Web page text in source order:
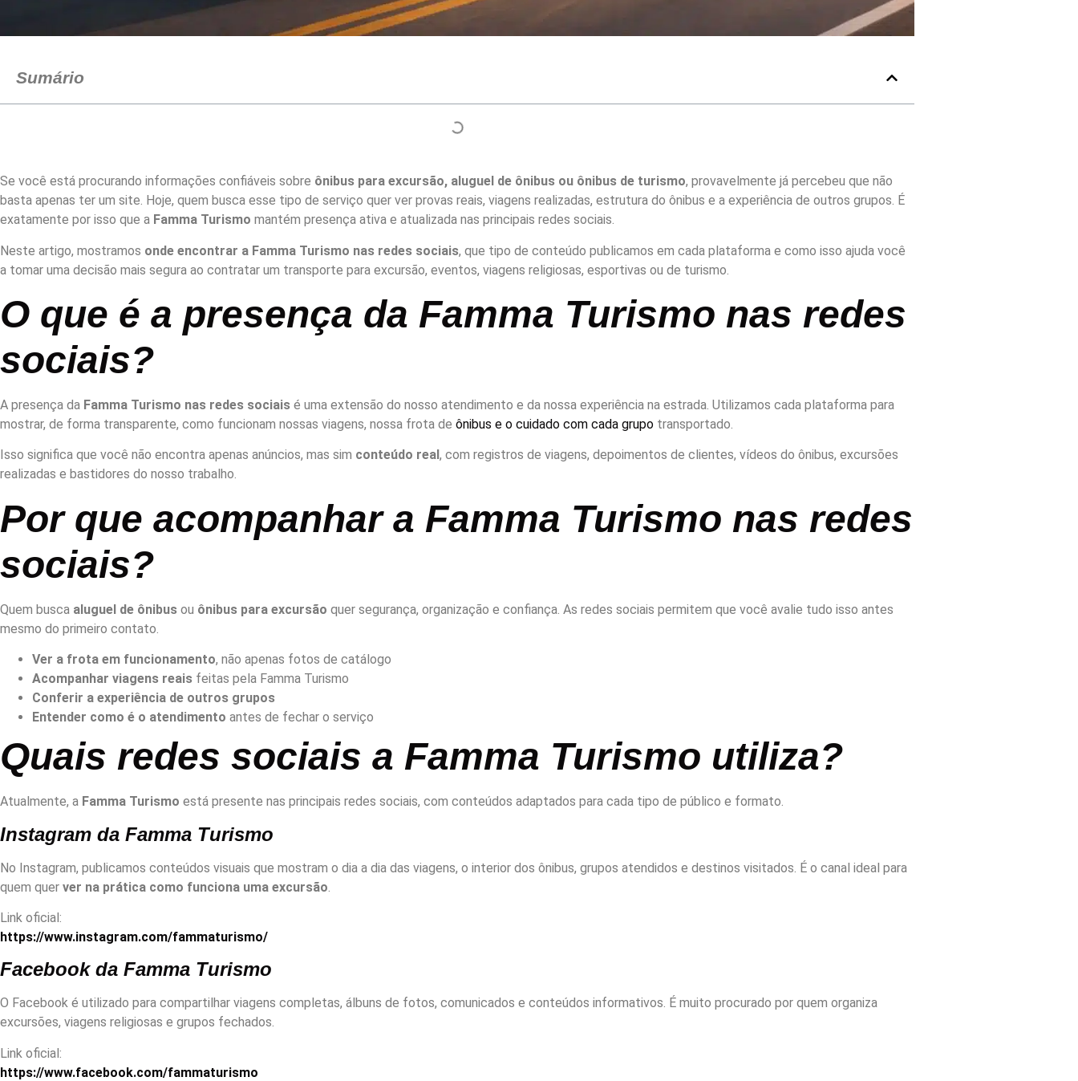
Sumário
Se você está procurando informações confiáveis sobre ônibus para excursão, aluguel de ônibus ou ônibus de turismo, provavelmente já percebeu que não
basta apenas ter um site. Hoje, quem busca esse tipo de serviço quer ver provas reais, viagens realizadas, estrutura do ônibus e a experiência de outros grupos. É
exatamente por isso que a Famma Turismo mantém presença ativa e atualizada nas principais redes sociais.
Neste artigo, mostramos onde encontrar a Famma Turismo nas redes sociais, que tipo de conteúdo publicamos em cada plataforma e como isso ajuda você
a tomar uma decisão mais segura ao contratar um transporte para excursão, eventos, viagens religiosas, esportivas ou de turismo.
O que é a presença da Famma Turismo nas redes
sociais?
A presença da Famma Turismo nas redes sociais é uma extensão do nosso atendimento e da nossa experiência na estrada. Utilizamos cada plataforma para
mostrar, de forma transparente, como funcionam nossas viagens, nossa frota de ônibus e o cuidado com cada grupo transportado.
Isso significa que você não encontra apenas anúncios, mas sim conteúdo real , com registros de viagens, depoimentos de clientes, vídeos do ônibus, excursões
realizadas e bastidores do nosso trabalho.
Por que acompanhar a Famma Turismo nas redes
sociais?
Quem busca aluguel de ônibus ou ônibus para excursão quer segurança, organização e confiança. As redes sociais permitem que você avalie tudo isso antes
mesmo do primeiro contato.
Ver a frota em funcionamento, não apenas fotos de catálogo
Acompanhar viagens reais feitas pela Famma Turismo
Conferir a experiência de outros grupos
Entender como é o atendimento antes de fechar o serviço
Quais redes sociais a Famma Turismo utiliza?
Atualmente, a Famma Turismo está presente nas principais redes sociais, com conteúdos adaptados para cada tipo de público e formato.
Instagram da Famma Turismo
No Instagram, publicamos conteúdos visuais que mostram o dia a dia das viagens, o interior dos ônibus, grupos atendidos e destinos visitados. É o canal ideal para
quem quer ver na prática como funciona uma excursão
Link oficial:
https://www.instagram.com/fammaturismo/
Facebook da Famma Turismo
O Facebook é utilizado para compartilhar viagens completas, álbuns de fotos, comunicados e conteúdos informativos. É muito procurado por quem organiza
excursões, viagens religiosas e grupos fechados.
Link oficial:
https://www.facebook.com/fammaturismo